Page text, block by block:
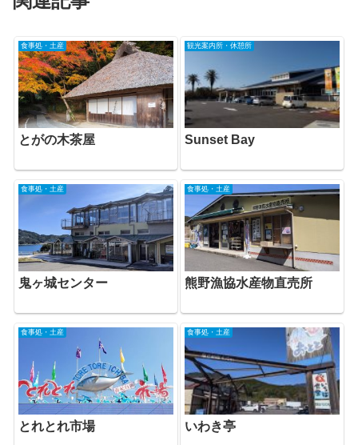
食事処・土産
とがの木茶屋
観光案内所・休憩所
Sunset Bay
食事処・土産
鬼ヶ城センター
食事処・土産
熊野漁協水産物直売所
食事処・土産
とれとれ市場
食事処・土産
いわき亭